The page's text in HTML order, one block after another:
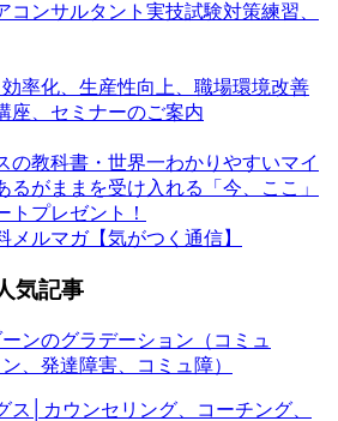
コンサルタント実技試験対策練習、
率化、生産性向上、職場環境改善
座、セミナーのご案内
の教科書・世界一わかりやすいマイ
るがままを受け入れる「今、ここ」
トプレゼント！
メルマガ【気がつく通信】
気記事
ス│カウンセリング、コーチング、